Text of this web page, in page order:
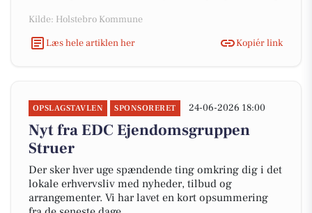
Kilde: Holstebro Kommune
Læs hele artiklen her
Kopiér link
OPSLAGSTAVLEN SPONSORERET 24-06-2026 18:00
Nyt fra EDC Ejen­doms­grup­pen
Struer
Der sker hver uge spændende ting omkring dig i det
lokale erhvervsliv med nyheder, tilbud og
arrangementer. Vi har lavet en kort opsummering